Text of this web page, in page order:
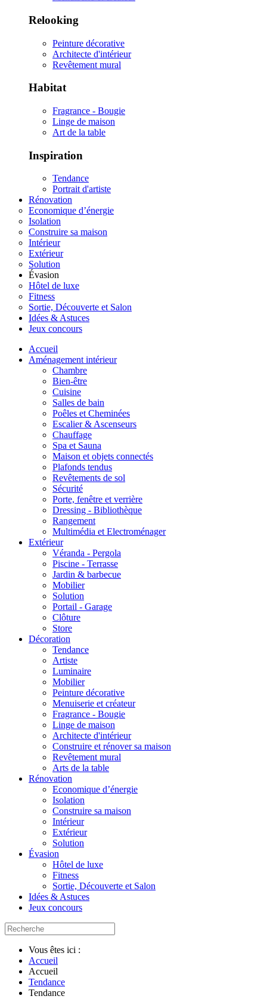
Relooking
Peinture décorative
Architecte d'intérieur
Revêtement mural
Habitat
Fragrance - Bougie
Linge de maison
Art de la table
Inspiration
Tendance
Portrait d'artiste
Rénovation
Economique d’énergie
Isolation
Construire sa maison
Intérieur
Extérieur
Solution
Évasion
Hôtel de luxe
Fitness
Sortie, Découverte et Salon
Idées & Astuces
Jeux concours
Accueil
Aménagement intérieur
Chambre
Bien-être
Cuisine
Salles de bain
Poêles et Cheminées
Escalier & Ascenseurs
Chauffage
Spa et Sauna
Maison et objets connectés
Plafonds tendus
Revêtements de sol
Sécurité
Porte, fenêtre et verrière
Dressing - Bibliothèque
Rangement
Multimédia et Electroménager
Extérieur
Véranda - Pergola
Piscine - Terrasse
Jardin & barbecue
Mobilier
Solution
Portail - Garage
Clôture
Store
Décoration
Tendance
Artiste
Luminaire
Mobilier
Peinture décorative
Menuiserie et créateur
Fragrance - Bougie
Linge de maison
Architecte d'intérieur
Construire et rénover sa maison
Revêtement mural
Arts de la table
Rénovation
Economique d’énergie
Isolation
Construire sa maison
Intérieur
Extérieur
Solution
Évasion
Hôtel de luxe
Fitness
Sortie, Découverte et Salon
Idées & Astuces
Jeux concours
Vous êtes ici :
Accueil
Accueil
Tendance
Tendance